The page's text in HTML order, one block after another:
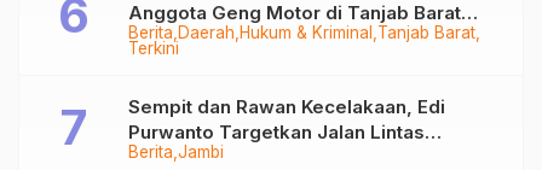
Berita Daerah Hukum & Kriminal Tanjab Barat
Terkini
Anggota Geng Motor di Tanjab Barat
Diringkus
Berita Jambi
Sempit dan Rawan Kecelakaan, Edi
Purwanto Targetkan Jalan Lintas
Tungkal-Jambi Mulus di 2028